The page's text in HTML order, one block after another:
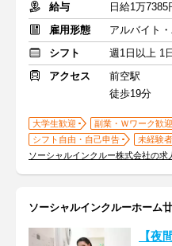
給与
日給1万7385
雇用形態
アルバイト
シフト
週1日以上 1
アクセス
前空駅
徒歩19分
大学生歓迎 副業・Ｗワーク歓迎
シフト自由・自己申告
未経験
ソーシャルインクルー株式会社の求
ソーシャルインクルーホーム
【夜